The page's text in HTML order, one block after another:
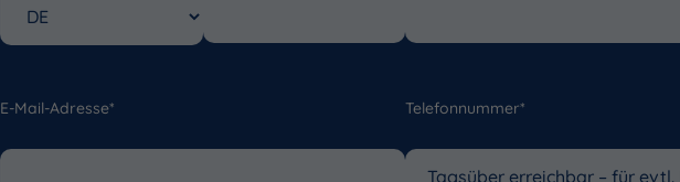
E-Mail-Adresse* Telefonnummer*